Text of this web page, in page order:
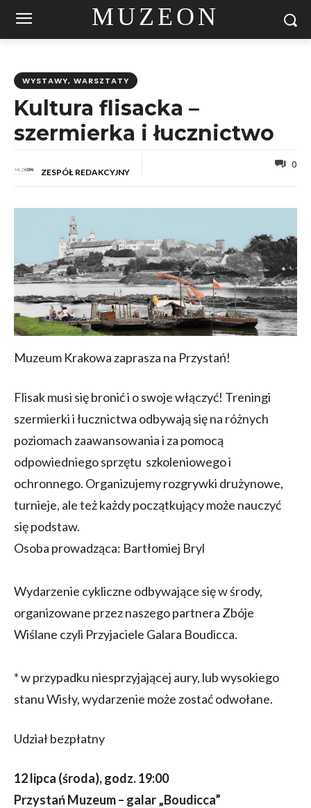
MUZEON
WYSTAWY, WARSZTATY
Kultura flisacka –
szermierka i łucznictwo
ZESPÓŁ REDAKCYJNY
0
Muzeum Krakowa zaprasza na Przystań!
Flisak musi się bronić i o swoje włączyć! Treningi
szermierki i łucznictwa odbywają się na różnych
poziomach zaawansowania i za pomocą
odpowiedniego sprzętu szkoleniowego i
ochronnego. Organizujemy rozgrywki drużynowe,
turnieje, ale też każdy początkujący może nauczyć
się podstaw.
Osoba prowadząca: Bartłomiej Bryl
Wydarzenie cykliczne odbywające się w środy,
organizowane przez naszego partnera Zbóje
Wiślane czyli Przyjaciele Galara Boudicca.
* w przypadku niesprzyjającej aury, lub wysokiego
stanu Wisły, wydarzenie może zostać odwołane.
Udział bezpłatny
12 lipca (środa), godz. 19:00
Przystań Muzeum – galar „Boudicca”